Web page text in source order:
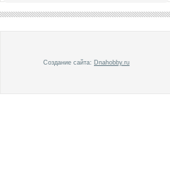
Создание сайта: Dnahobby.ru